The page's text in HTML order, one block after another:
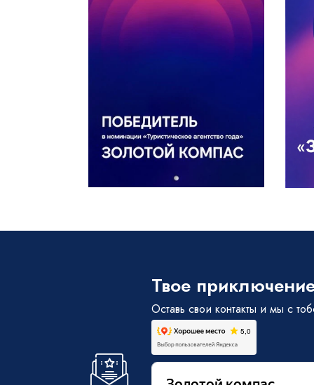
Твое
Оставь свои контакты и мы с